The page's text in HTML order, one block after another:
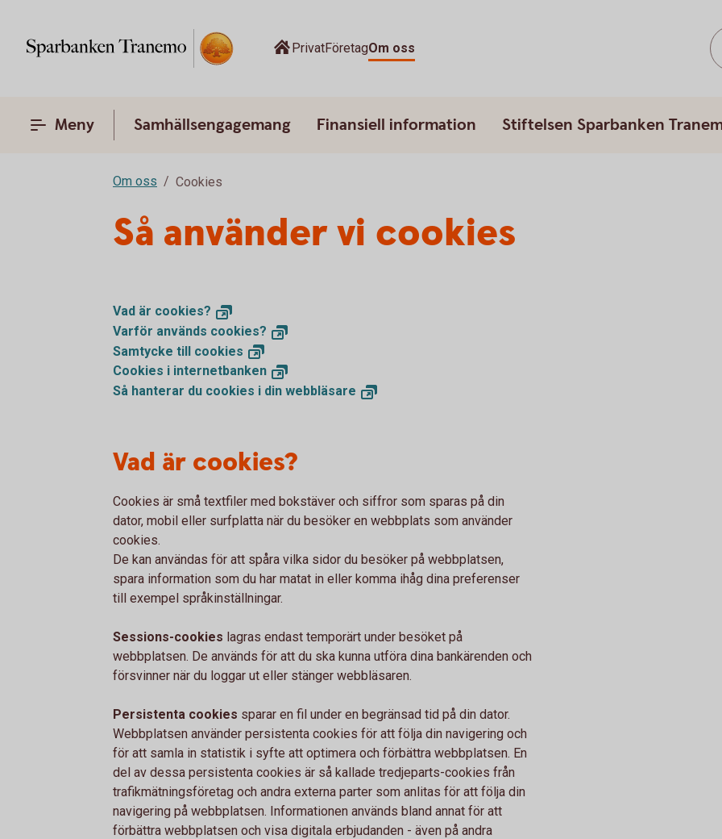
PrivatFöretagOm oss
Meny Samhällsengagemang Finansiell information Stiftelsen Sparbanken
Om oss Cookies
Så använder vi cookies
Vad är cookies?
Varför används cookies?
Samtycke till cookies
Cookies i internetbanken
Så hanterar du cookies i din webbläsare
Vad är cookies?
Cookies är små textfiler med bokstäver och siffror som sparas på din
dator, mobil eller surfplatta när du besöker en webbplats som använder
cookies.
De kan användas för att spåra vilka sidor du besöker på webbplatsen,
spara information som du har matat in eller komma ihåg dina preferenser
till exempel språkinställningar.
Sessions-cookies lagras endast temporärt under besöket på
webbplatsen. De används för att du ska kunna utföra dina bankärenden och
försvinner när du loggar ut eller stänger webbläsaren.
Persistenta cookies sparar en fil under en begränsad tid på din dator.
Webbplatsen använder persistenta cookies för att följa din navigering och
för att samla in statistik i syfte att optimera och förbättra webbplatsen. En
del av dessa persistenta cookies är så kallade tredjeparts-cookies från
trafikmätningsföretag och andra externa parter som anlitas för att följa din
navigering på webbplatsen. Informationen används bland annat för att
förbättra webbplatsen och visa digitala erbjudanden - även på andra